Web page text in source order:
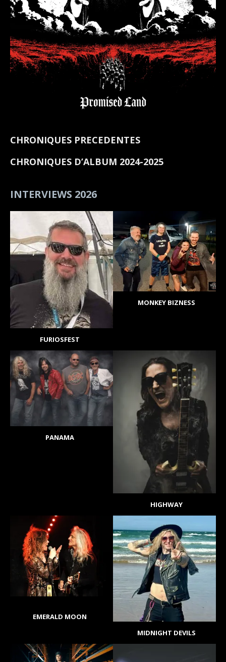
CHRONIQUES PRECEDENTES
CHRONIQUES D’ALBUM 2024-2025
INTERVIEWS 2026
FURIOSFEST
MONKEY BIZNESS
PANAMA
HIGHWAY
EMERALD MOON
MIDNIGHT DEVILS